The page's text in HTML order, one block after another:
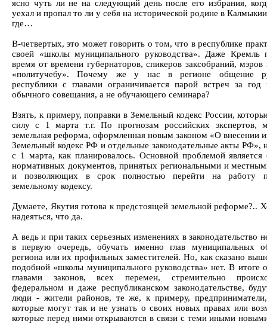
ясно чуть ли не на следующий день после его избрания,
уехал и пропал то ли у себя на исторической родине в
где…
В-четвертых, это может говорить о том, что в республике
своей «школы муниципального руководства». Даже Кремль
время от времени губернаторов, спикеров заксобраний, мэров
«политучебу». Почему же у нас в регионе общение
республики с главами ограничивается парой встреч за
обычного совещания, а не обучающего семинара?
Взять, к примеру, поправки в Земельный кодекс России,
силу с 1 марта т.г. По прогнозам российских экспертов,
земельная реформа, оформленная новым законом «О внесении
Земельный кодекс РФ и отдельные законодательные акты РФ»,
с 1 марта, как планировалось. Основной проблемой является
нормативных документов, принятых региональными и
и позволяющих в срок полностью перейти на работу
земельному кодексу.
Думаете, Якутия готова к предстоящей земельной реформе?..
надеяться, что да.
А ведь и при таких серьезных изменениях в законодательство
в первую очередь, обучать именно глав муниципальных
региона или их профильных заместителей. Но, как сказано
подобной «школы муниципального руководства» нет. В итоге
главами законов, всех перемен, стремительно
федеральном и даже республиканском законодательстве,
люди - жители районов, те же, к примеру,
которые могут так и не узнать о своих новых правах или
которые перед ними открываются в связи с теми иными